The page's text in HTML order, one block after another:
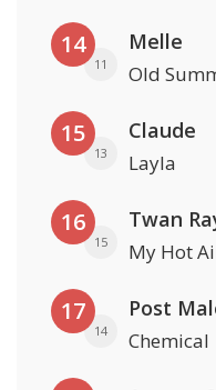
14
11
Melle
Old
15
13
Claude
Layla
16
15
Twan
My Hot
17
14
Post
Chemical